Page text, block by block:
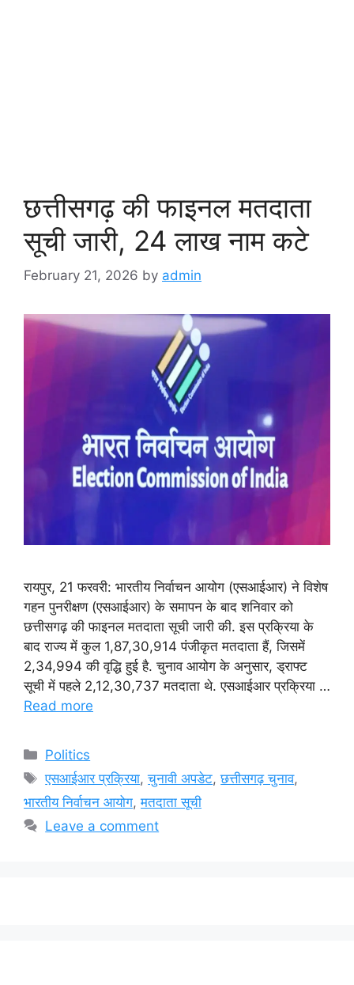
छत्तीसगढ़ की फाइनल मतदाता
सूची जारी, 24 लाख नाम कटे
February 21, 2026 by admin
रायपुर, 21 फरवरी: भारतीय निर्वाचन आयोग (एसआईआर) ने विशेष
गहन पुनरीक्षण (एसआईआर) के समापन के बाद शनिवार को
छत्तीसगढ़ की फाइनल मतदाता सूची जारी की. इस प्रक्रिया के
बाद राज्य में कुल 1,87,30,914 पंजीकृत मतदाता हैं, जिसमें
2,34,994 की वृद्धि हुई है. चुनाव आयोग के अनुसार, ड्राफ्ट
सूची में पहले 2,12,30,737 मतदाता थे. एसआईआर प्रक्रिया …
Read more
Categories
Politics
Tags
एसआईआर प्रक्रिया,चुनावी अपडेट,छत्तीसगढ़ चुनाव,
भारतीय निर्वाचन आयोग,मतदाता सूची
Leave a comment